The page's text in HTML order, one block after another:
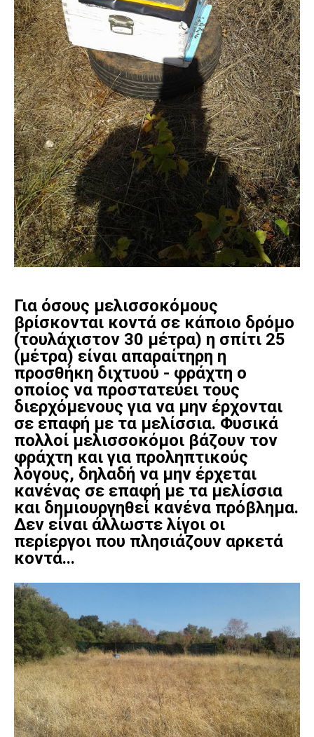
Για όσους μελισσοκόμους
βρίσκονται κοντά σε κάποιο δρόμο
(τουλάχιστον 30 μέτρα) η σπίτι 25
(μέτρα) είναι απαραίτηρη η
προσθήκη διχτυού - φράχτη ο
οποίος να προστατεύει τους
διερχόμενους για να μην έρχονται
σε επαφή με τα μελίσσια. Φυσικά
πολλοί μελισσοκόμοι βάζουν τον
φράχτη και για προληπτικούς
λόγους, δηλαδή να μην έρχεται
κανένας σε επαφή με τα μελίσσια
και δημιουργηθεί κανένα πρόβλημα.
Δεν είναι άλλωστε λίγοι οι
περίεργοι που πλησιάζουν αρκετά
κοντά...